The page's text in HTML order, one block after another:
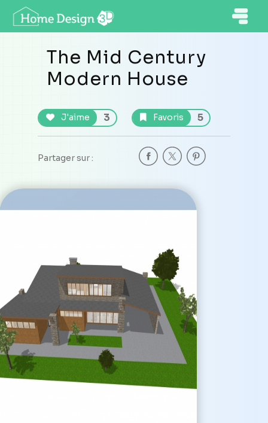
The Mid Century
Modern House
J'aime 3 Favoris 5
Partager sur :